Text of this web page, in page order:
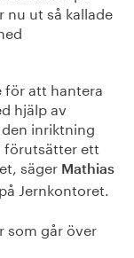
nu ut så kallade
för att hantera
hjälp av
inriktning
förutsätter ett
säger Mathias
Jernkontoret.
som går över